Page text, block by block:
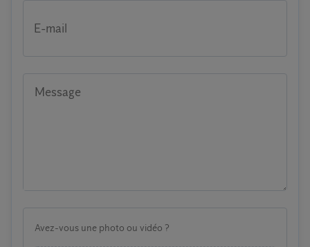
E-mail
Message
Avez-vous une photo ou vidéo ?